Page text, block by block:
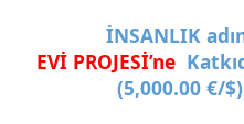
İNSANLIK
EVİ PROJESİ’ne
(5,000.00 €/